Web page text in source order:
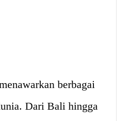
berbagai
Dari Bali hingga